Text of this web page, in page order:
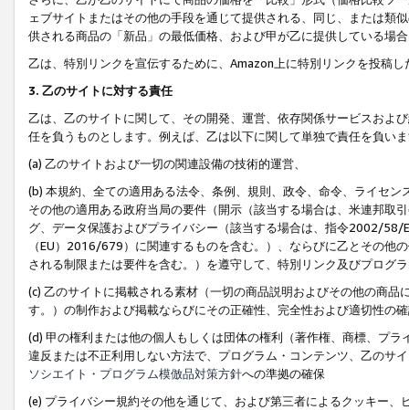
ェブサイトまたはその他の手段を通じて提供される、同じ、または類
供される商品の「新品」の最低価格、および甲が乙に提供している場
乙は、特別リンクを宣伝するために、Amazon上に特別リンクを投稿
3. 乙のサイトに対する責任
乙は、乙のサイトに関して、その開発、運営、依存関係サービスおよ
任を負うものとします。例えば、乙は以下に関して単独で責任を負い
(a) 乙のサイトおよび一切の関連設備の技術的運営、
(b) 本規約、全ての適用ある法令、条例、規則、政令、命令、ライセ
その他の適用ある政府当局の要件（開示（該当する場合は、米連邦取
グ、データ保護およびプライバシー（該当する場合は、指令2002/58/
（EU）2016/679）に関連するものを含む。）、ならびに乙とその他
される制限または要件を含む。）を遵守して、特別リンク及びプログ
(c) 乙のサイトに掲載される素材（一切の商品説明およびその他の商
す。）の制作および掲載ならびにその正確性、完全性および適切性の
(d) 甲の権利または他の個人もしくは団体の権利（著作権、商標、プ
違反または不正利用しない方法で、プログラム・コンテンツ、乙のサ
ソシエイト・プログラム模倣品対策方針への準拠の確保
(e) プライバシー規約その他を通じて、および第三者によるクッキー